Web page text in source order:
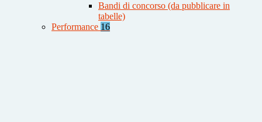
Bandi di concorso (da pubblicare in
tabelle)
Performance 16